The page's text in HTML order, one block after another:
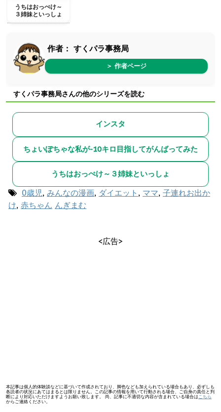
うちはおっぺけ～
３姉妹といっしょ
作者： すくパラ事務局
＞ 作者ページ
すくパラ事務局さんの他のシリーズを読む
インスタ
ちょいぽちゃな私が-10キロ目指してがんばってみた
うちはおっぺけ～３姉妹といっしょ
0歳児, みんなの漫画, ダイエット , ママ, 子連れお出か
け, 赤ちゃん んぎまむ
<広告>
本記事は個人的体験談などに基づいて作成されており、脚色なども加えられている場合もあり、必ずしも
各読者の状況にあてはまるとは限りません。この記事の情報を用いて行動される場合、ご自身の責任と判
断により対応いただけますようお願い致します。 尚、記事に不適切な内容が含まれている場合は こちら
からご連絡ください。